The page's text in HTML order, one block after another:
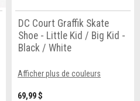
DC Court Graffik Skate
Shoe - Little Kid / Big Kid -
Black / White
Afficher plus de couleurs
69,99 $